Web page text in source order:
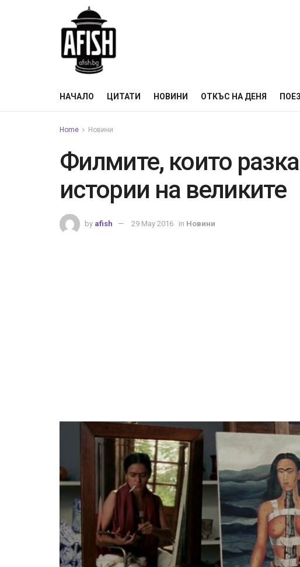
НАЧАЛО ЦИТАТИ НОВИНИ ОТКЪС НА ДЕНЯ
Home Новини
Филмите, които
истории на великите
by afish 29 May 2016 in Новини